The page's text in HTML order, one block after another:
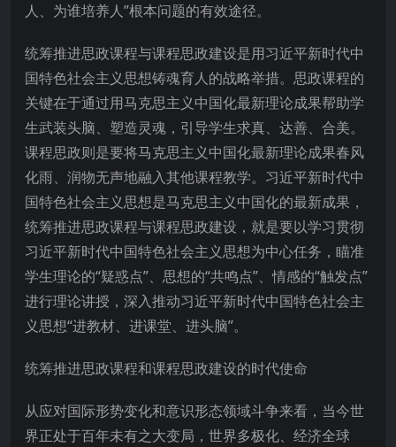
人、为谁培养人”根本问题的有效途径。
统筹推进思政课程与课程思政建设是用习近平新时代中
国特色社会主义思想铸魂育人的战略举措。思政课程的
关键在于通过用马克思主义中国化最新理论成果帮助学
生武装头脑、塑造灵魂，引导学生求真、达善、合美。
课程思政则是要将马克思主义中国化最新理论成果春风
化雨、润物无声地融入其他课程教学。习近平新时代中
国特色社会主义思想是马克思主义中国化的最新成果，
统筹推进思政课程与课程思政建设，就是要以学习贯彻
习近平新时代中国特色社会主义思想为中心任务，瞄准
学生理论的“疑惑点”、思想的“共鸣点”、情感的“触发点”
进行理论讲授，深入推动习近平新时代中国特色社会主
义思想“进教材、进课堂、进头脑”。
统筹推进思政课程和课程思政建设的时代使命
从应对国际形势变化和意识形态领域斗争来看，当今世
界正处于百年未有之大变局，世界多极化、经济全球